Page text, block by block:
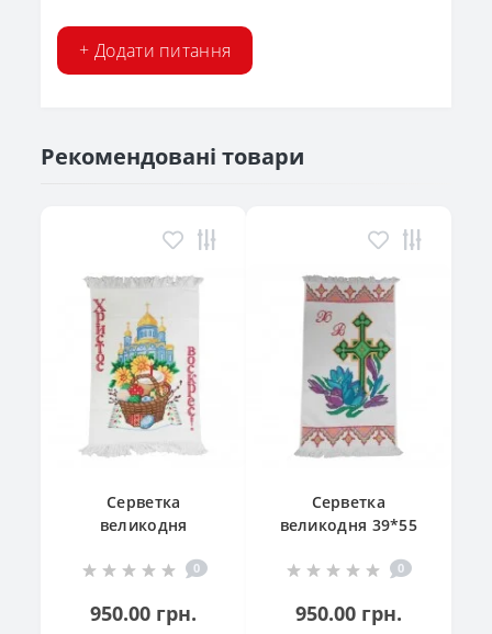
+ Додати питання
Рекомендовані товари
Серветка
великодня
кошик"
0
950.00 грн.
Серветка
великодня 39*55
0
950.00 грн.